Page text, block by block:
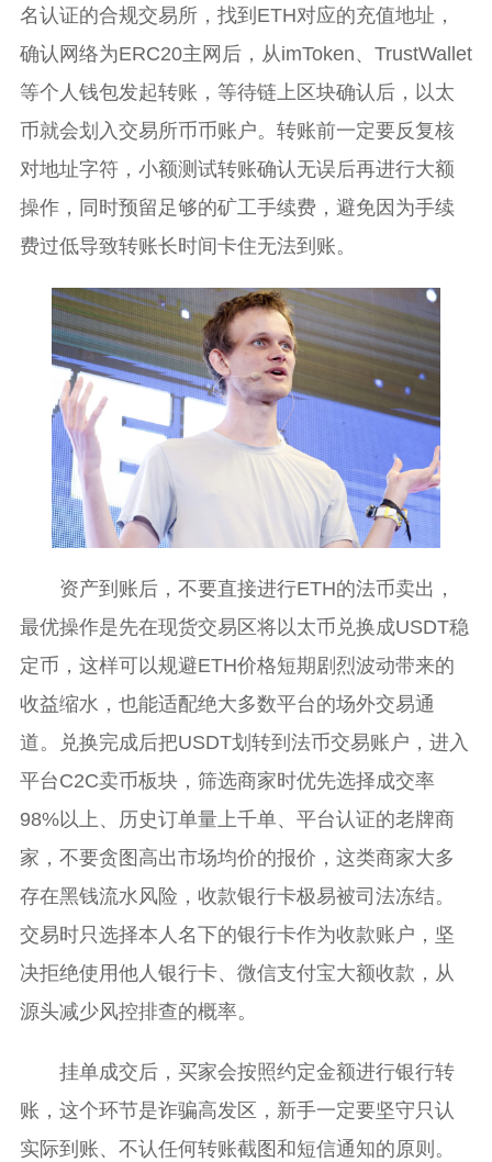
名认证的合规交易所，找到ETH对应的充值地址，
确认网络为ERC20主网后，从imToken、TrustWallet
等个人钱包发起转账，等待链上区块确认后，以太
币就会划入交易所币币账户。转账前一定要反复核
对地址字符，小额测试转账确认无误后再进行大额
操作，同时预留足够的矿工手续费，避免因为手续
费过低导致转账长时间卡住无法到账。
资产到账后，不要直接进行ETH的法币卖出，
最优操作是先在现货交易区将以太币兑换成USDT稳
定币，这样可以规避ETH价格短期剧烈波动带来的
收益缩水，也能适配绝大多数平台的场外交易通
道。兑换完成后把USDT划转到法币交易账户，进入
平台C2C卖币板块，筛选商家时优先选择成交率
98%以上、历史订单量上千单、平台认证的老牌商
家，不要贪图高出市场均价的报价，这类商家大多
存在黑钱流水风险，收款银行卡极易被司法冻结。
交易时只选择本人名下的银行卡作为收款账户，坚
决拒绝使用他人银行卡、微信支付宝大额收款，从
源头减少风控排查的概率。
挂单成交后，买家会按照约定金额进行银行转
账，这个环节是诈骗高发区，新手一定要坚守只认
实际到账、不认任何转账截图和短信通知的原则。